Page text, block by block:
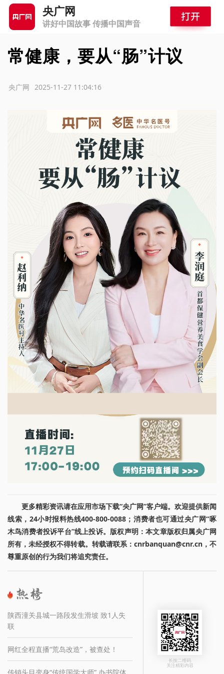
央广网
讲好中国故事 传播中国声音
常健康，要从“肠”计议
2025-11-27 11:04:16
央广网
更多精彩资讯请在应用市场下载“央广网”客户端。欢迎提供新闻
线索，24小时报料热线400-800-0088；消费者也可通过央广网“啄
木鸟消费者投诉平台”线上投诉。版权声明：本文章版权归属央广网
所有，未经授权不得转载。转载请联系：cnrbanquan@cnr.cn，不
尊重原创的行为我们将追究责任。
陕西潼关县城一路段发生滑坡 致1人失
联
网红全程直播“荒岛改造”，被查处！
传销头目变身“传统国学大师” 办书院体
长按二维码
关注精彩内容